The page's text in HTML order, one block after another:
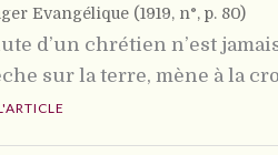
Evangélique (1919, n°, p. 80)
d’un chrétien n’est
sur la terre, mène à la